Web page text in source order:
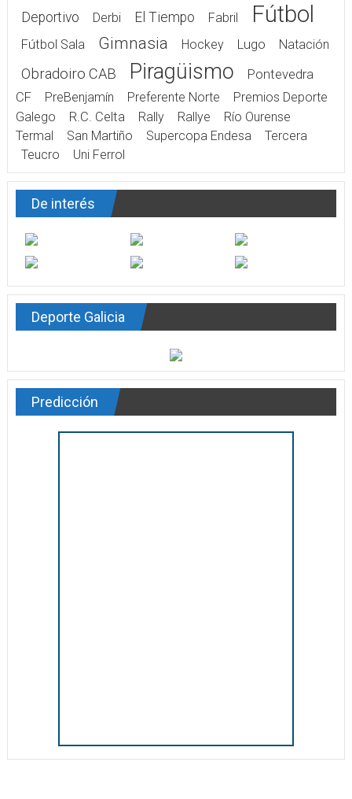
Deportivo Derbi El Tiempo Fabril Fútbol
Fútbol Sala Gimnasia Hockey Lugo Natación
Obradoiro CAB Piragüismo
Pontevedra
CF
PreBenjamín Preferente Norte
Premios Deporte
Galego
R.C. Celta Rally Rallye
Río Ourense
Termal
San Martiño Supercopa Endesa
Tercera
Teucro
Uni Ferrol
De interés
Deporte Galicia
Predicción